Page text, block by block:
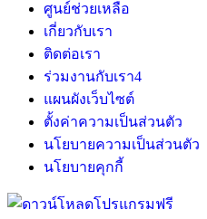
ศูนย์ช่วยเหลือ
เกี่ยวกับเรา
ติดต่อเรา
ร่วมงานกับเรา4
แผนผังเว็บไซต์
ตั้งค่าความเป็นส่วนตัว
นโยบายความเป็นส่วนตัว
นโยบายคุกกี้